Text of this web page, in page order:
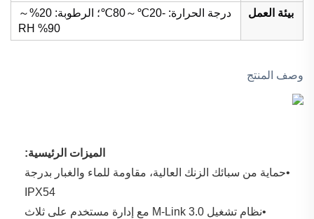
بيئة العمل
درجة الحرارة: -20℃～80℃؛ الرطوبة: 20%～
90% RH
وصف المنتج
الميزات الرئيسية:
IPX54